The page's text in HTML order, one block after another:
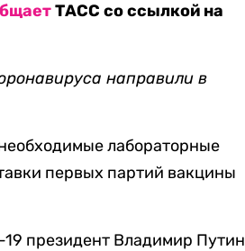
ТАСС со ссылкой на
направили в
лабораторные
первых партий вакцины
президент Владимир Путин